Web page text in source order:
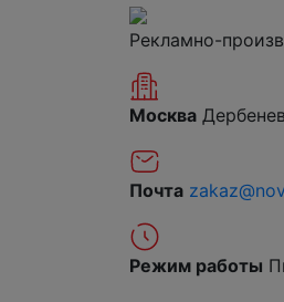
Рекламно-
Москва
Почта
Режим работы